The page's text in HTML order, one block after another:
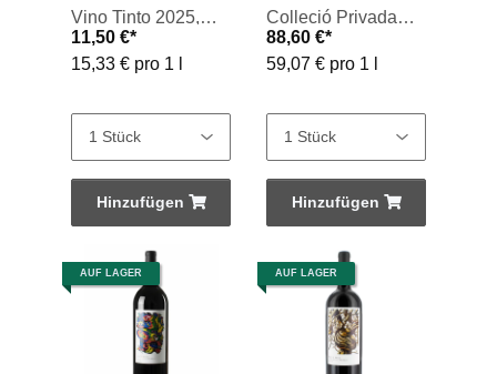
Vino Tinto 2025,
0,75-l-Flasche
11,50 €*
15,33 € pro 1 l
Hinzufügen
Colleció Privada
Heimo Zobering
Magn., Vino Tinto
88,60 €*
59,07 € pro 1 l
Hinzufügen
AUF LAGER AUF LAGER